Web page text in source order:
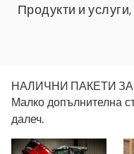
Продукти и
НАЛИЧНИ ПАКЕТИ
Малко допълнителна
далеч.